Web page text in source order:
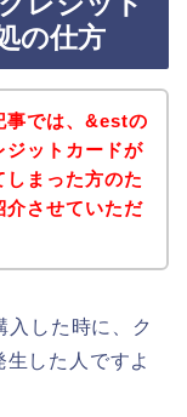
の仕方
事では、&estの
ジットカードが
まった方のた
介させていただ
入した時に、ク
した人ですよ